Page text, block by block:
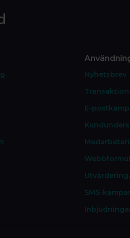
Nyhetsbrev
E-
SMS-